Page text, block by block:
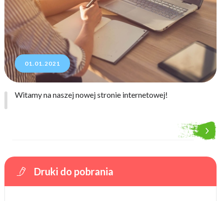
01.01.2021
Witamy na naszej nowej stronie internetowej!
Druki do pobrania